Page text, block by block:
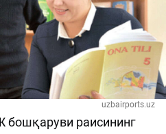
uzbairports.uz
бошқаруви раисининг